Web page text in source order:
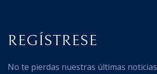
REGÍSTRESE
No te pierdas nuestras últimas noticias